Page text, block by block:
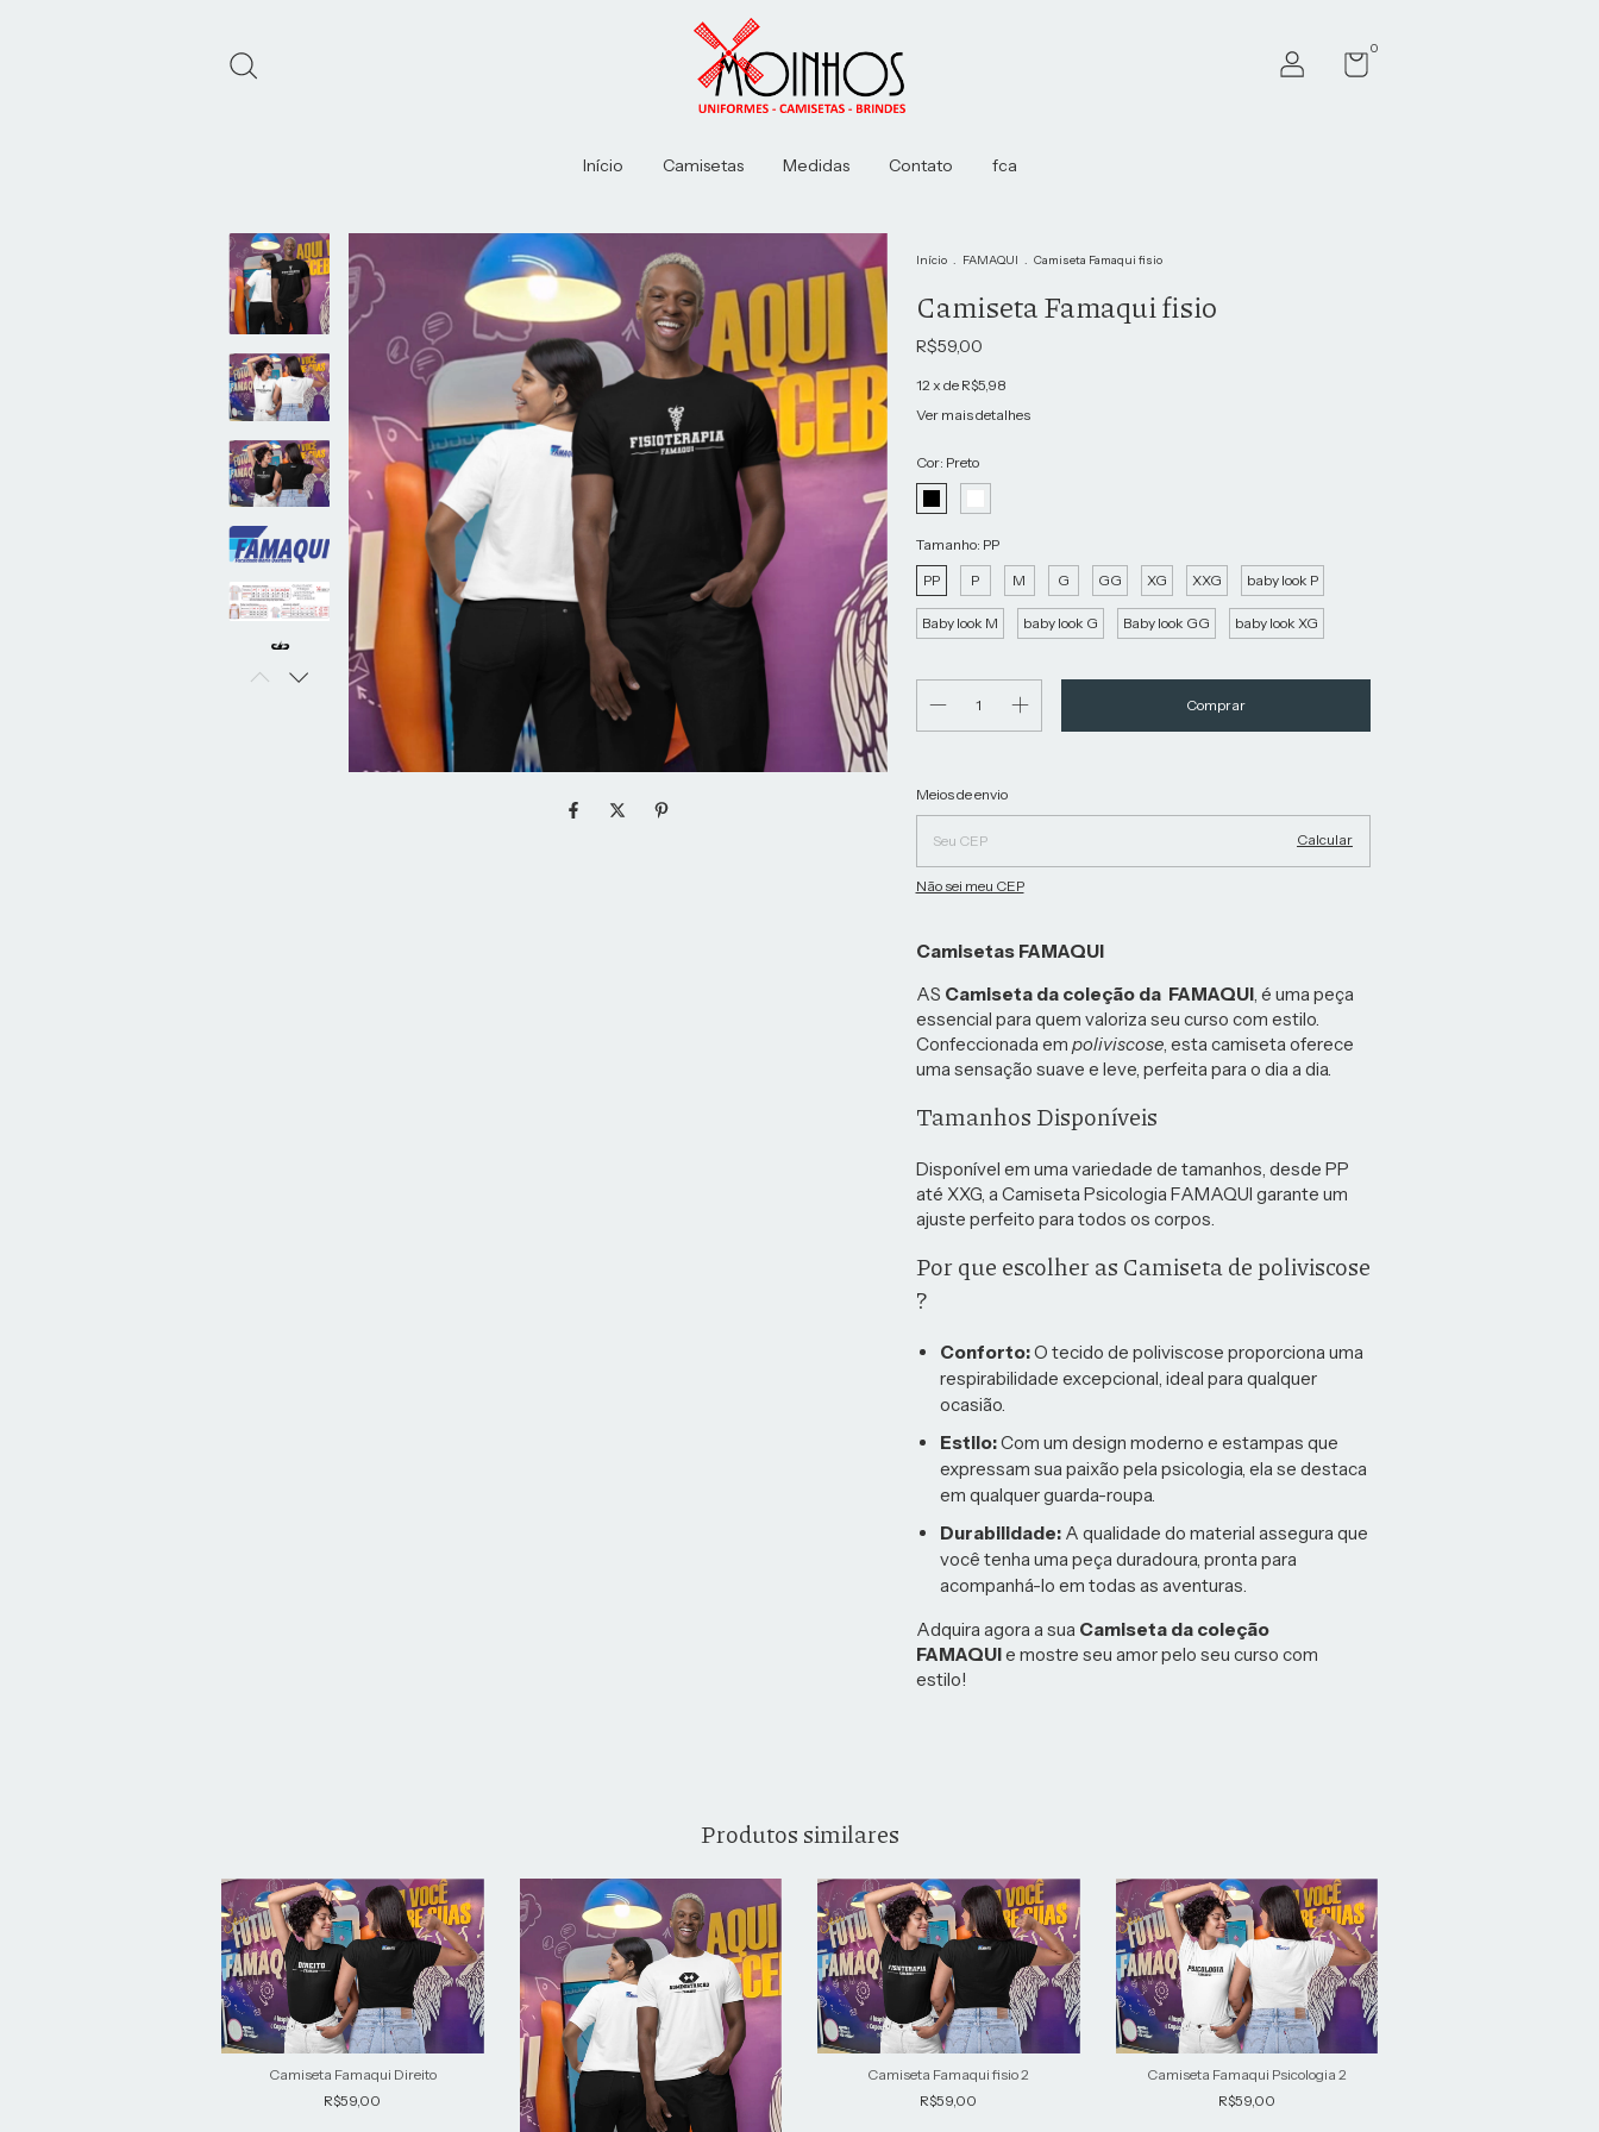
0
Início Camisetas Medidas Contato fca
Início . FAMAQUI . Camiseta Famaqui fisio
Camiseta Famaqui fisio
R$59,00
12 x de R$5,98
Ver mais detalhes
Cor: Preto
Tamanho: PP
PP
P M G GG XG XXG baby look P
Baby look M baby look G Baby look GG baby look XG
Entregas para o CEP:
Meios de envio
Calcular
Não sei meu CEP
Camisetas FAMAQUI
AS Camiseta da coleção da FAMAQUI, é uma peça
essencial para quem valoriza seu curso com estilo.
Confeccionada em poliviscose, esta camiseta oferece
uma sensação suave e leve, perfeita para o dia a dia.
Tamanhos Disponíveis
Disponível em uma variedade de tamanhos, desde PP
até XXG, a Camiseta Psicologia FAMAQUI garante um
ajuste perfeito para todos os corpos.
Por que escolher as Camiseta de poliviscose
?
Conforto:O tecido de poliviscose proporciona uma
respirabilidade excepcional, ideal para qualquer
ocasião.
Estilo:Com um design moderno e estampas que
expressam sua paixão pela psicologia, ela se destaca
em qualquer guarda-roupa.
Durabilidade:A qualidade do material assegura que
você tenha uma peça duradoura, pronta para
acompanhá-lo em todas as aventuras.
Adquira agora a sua Camiseta da coleção
FAMAQUIe mostre seu amor pelo seu curso com
estilo!
Produtos similares
Camiseta Famaqui Direito
R$59,00
Camiseta Famaqui fisio 2
R$59,00
Camiseta Famaqui Psicologia 2
R$59,00